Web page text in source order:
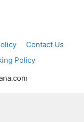
Contact Us
Policy